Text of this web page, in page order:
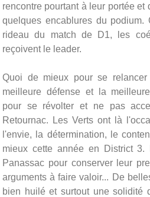
rencontre pourtant à leur portée et
quelques encablures du
rideau du match de D1, les
reçoivent le leader.
Quoi de mieux pour se
meilleure défense et la
pour se révolter et ne pas
Retournac. Les Verts ont là
l'envie, la détermination, le
mieux cette année en District
Panassac pour conserver leur
arguments à faire valoir... De
bien huilé et surtout une solidité